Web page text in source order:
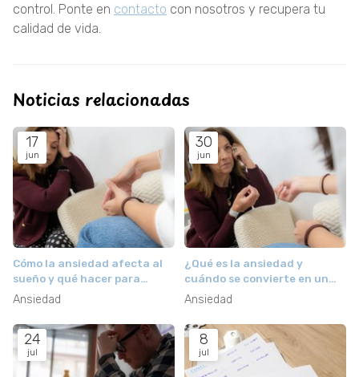
control. Ponte en contacto con nosotros y recupera tu
calidad de vida.
Noticias relacionadas
17
jun
Cómo la ansiedad afecta al
sueño y qué hacer para
recuperar el descanso
Ansiedad
30
jun
¿Qué es la ansiedad y
cuándo se convierte en un
problema?
Ansiedad
24
jul
8
jul